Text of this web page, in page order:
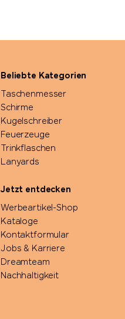
Beliebte Kategorien
Taschenmesser
Schirme
Kugelschreiber
Feuerzeuge
Trinkflaschen
Lanyards
Jetzt entdecken
Werbeartikel-Shop
Kataloge
Kontaktformular
Jobs & Karriere
Dreamteam
Nachhaltigkeit